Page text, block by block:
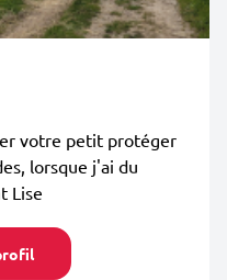
votre petit protéger
lorsque j'ai du
Lise